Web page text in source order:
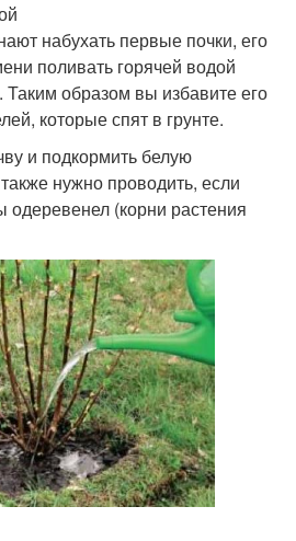
набухать первые почки, его
поливать горячей водой
Таким образом вы избавите его
которые спят в грунте.
и подкормить белую
нужно проводить, если
одеревенел (корни растения